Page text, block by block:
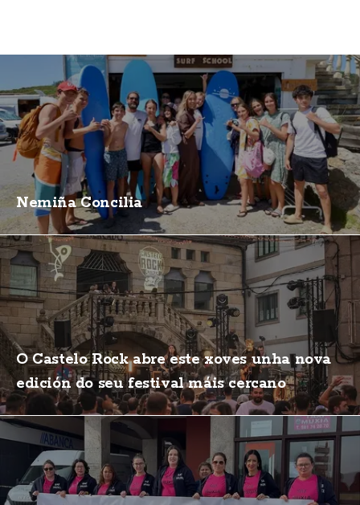
Nemiña Concilia
O Castelo Rock abre este xoves unha nova
edición do seu festival máis cercano